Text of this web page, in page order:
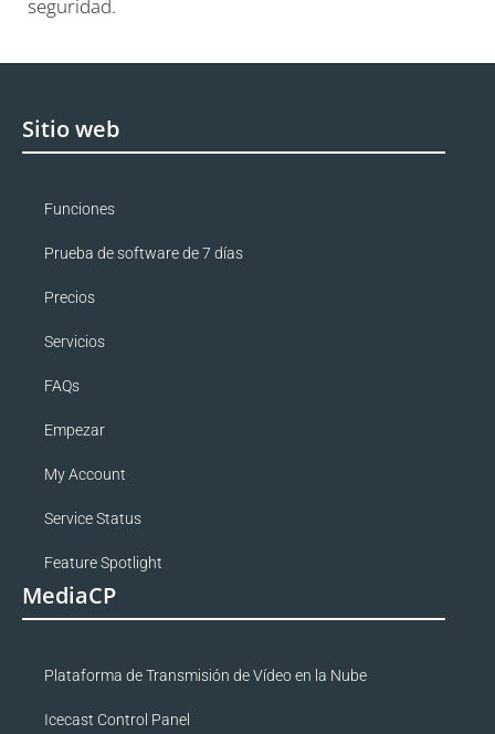
seguridad.
Sitio web
Funciones
Prueba de software de 7 días
Precios
Servicios
FAQs
Empezar
My Account
Service Status
Feature Spotlight
MediaCP
Plataforma de Transmisión de Vídeo en la Nube
Icecast Control Panel